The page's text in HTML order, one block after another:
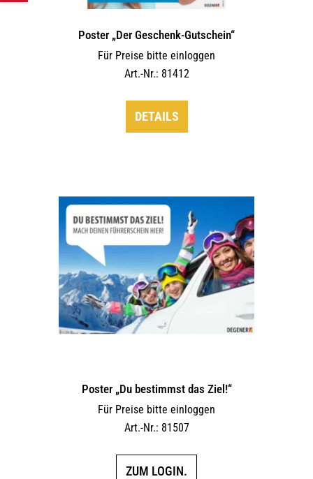
Poster „Der Geschenk-Gutschein“
Für Preise bitte einloggen
Art.-Nr.: 81412
DETAILS
Poster „Du bestimmst das Ziel!“
Für Preise bitte einloggen
Art.-Nr.: 81507
ZUM LOGIN.